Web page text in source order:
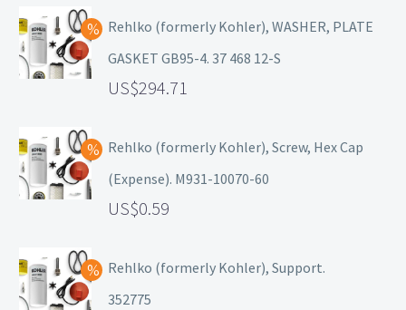
Rehlko (formerly Kohler), WASHER, PLATE
GASKET GB95-4. 37 468 12-S
294.71
Rehlko (formerly Kohler), Screw, Hex Cap
(Expense). M931-10070-60
0.59
Rehlko (formerly Kohler), Support.
352775